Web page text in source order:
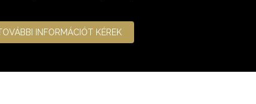
INFORMÁCIÓT KÉREK